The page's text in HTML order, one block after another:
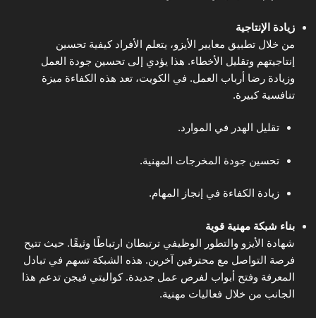
زيادة الإنتاجية
من خلال تطبيق معايير الأيزو، يتعلم الأفراد كيفية تحسين
إنتاجيتهم وتقليل الأخطاء. هذا يؤدي إلى تحسين جودة العمل
وزيادة رضا أرباب العمل. في الكويت، تعد هذه الكفاءة ميزة
تنافسية كبيرة.
تقليل الهدر في الموارد.
تحسين جودة المخرجات المهنية.
زيادة الكفاءة في إنجاز المهام.
بناء شبكة مهنية قوية
شهادة الأيزو والتطور الوظيفي ترتبطان ارتباطًا وثيقًا. حيث تتيح
فرصة التواصل مع محترفين آخرين. هذه الشبكة تسهم في تبادل
المعرفة وفتح أبواب لفرص عمل جديدة. كواليتي فيجن تدعم هذا
الجانب من خلال فعاليات مهنية.